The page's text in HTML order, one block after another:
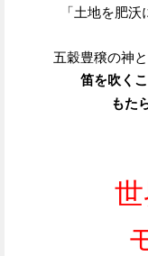
「土地を肥
五穀豊穣の神
笛を吹く
もた